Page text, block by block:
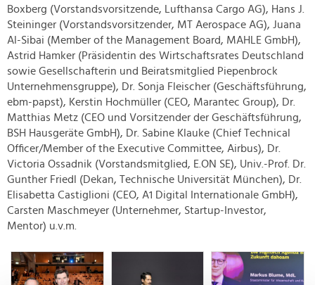
Boxberg (Vorstandsvorsitzende, Lufthansa Cargo AG), Hans J.
Steininger (Vorstandsvorsitzender, MT Aerospace AG), Juana
Al-Sibai (Member of the Management Board, MAHLE GmbH),
Astrid Hamker (Präsidentin des Wirtschaftsrates Deutschland
sowie Gesellschafterin und Beiratsmitglied Piepenbrock
Unternehmensgruppe), Dr. Sonja Fleischer (Geschäftsführung,
ebm-papst), Kerstin Hochmüller (CEO, Marantec Group), Dr.
Matthias Metz (CEO und Vorsitzender der Geschäftsführung,
BSH Hausgeräte GmbH), Dr. Sabine Klauke (Chief Technical
Officer/Member of the Executive Committee, Airbus), Dr.
Victoria Ossadnik (Vorstandsmitglied, E.ON SE), Univ.-Prof. Dr.
Gunther Friedl (Dekan, Technische Universität München), Dr.
Elisabetta Castiglioni (CEO, A1 Digital Internationale GmbH),
Carsten Maschmeyer (Unternehmer, Startup-Investor,
Mentor) u.v.m.